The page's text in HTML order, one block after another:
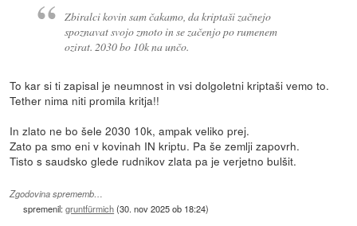
Zbiralci kovin sam čakamo, da kriptaši začnejo
spoznavat svojo zmoto in se začenjo po rumenem
ozirat. 2030 bo 10k na unčo.
To kar si ti zapisal je neumnost in vsi dolgoletni kriptaši vemo to.
Tether nima niti promila kritja!!
In zlato ne bo šele 2030 10k, ampak veliko prej.
Zato pa smo eni v kovinah IN kriptu. Pa še zemlji zapovrh.
Tisto s saudsko glede rudnikov zlata pa je verjetno bulšit.
Zgodovina sprememb…
spremenil:gruntfürmich(30. nov 2025 ob 18:24)